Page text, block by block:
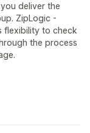
deliver the
ZipLogic -
flexibility to check
the process